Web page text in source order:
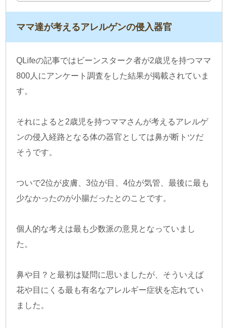
ママ達が考えるアレルゲンの侵入器官
QLifeの記事ではビーンスターク者が2歳児を持つママ
800人にアンケート調査をした結果が掲載されていま
す。
それによると2歳児を持つママさんが考えるアレルゲ
ンの侵入経路となる体の器官としては鼻が断トツだ
そうです。
ついで2位が皮膚、3位が目、4位が気管、最後に最も
少なかったのが小腸だったとのことです。
個人的な考えは最も少数派の意見となっていまし
た。
鼻や目？と最初は疑問に思いましたが、そういえば
花や目にくる最も有名なアレルギー症状を忘れてい
ました。